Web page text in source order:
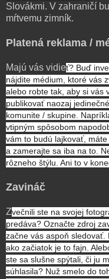
Slovákmi. V zahraničí
mŕtvemu zimník.
Platená reklama /
Majú vás vidieť? Buď
nájdite médium, ktoré vás
alebo robte tak, aby si vás
publikovať naozaj
komunite / skupine.
vtipným spôsobom
vám to budú lajkovať,
a zamerajte sa iba na to.
rôzneho štýlu. Ani to v
Zavináč
Zvečnili ste na svojej
predáva? Označte zdroj
začne vás aspoň
ako začiatok je to fajn.
ste sa slušne spýtali, či ju
súhlasila? Nuž smelo do